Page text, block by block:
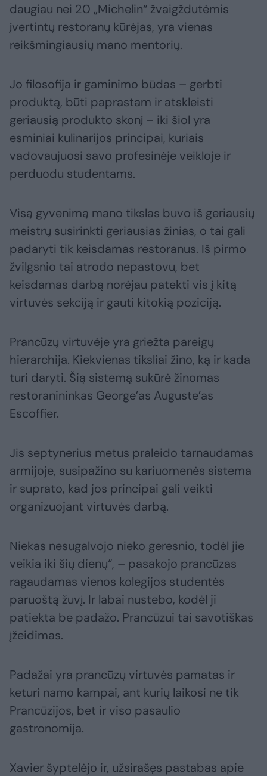
daugiau nei 20 „Michelin“ žvaigždutėmis
įvertintų restoranų kūrėjas, yra vienas
reikšmingiausių mano mentorių.
Jo filosofija ir gaminimo būdas – gerbti
produktą, būti paprastam ir atskleisti
geriausią produkto skonį – iki šiol yra
esminiai kulinarijos principai, kuriais
vadovaujuosi savo profesinėje veikloje ir
perduodu studentams.
Visą gyvenimą mano tikslas buvo iš geriausių
meistrų susirinkti geriausias žinias, o tai gali
padaryti tik keisdamas restoranus. Iš pirmo
žvilgsnio tai atrodo nepastovu, bet
keisdamas darbą norėjau patekti vis į kitą
virtuvės sekciją ir gauti kitokią poziciją.
Prancūzų virtuvėje yra griežta pareigų
hierarchija. Kiekvienas tiksliai žino, ką ir kada
turi daryti. Šią sistemą sukūrė žinomas
restoranininkas George’as Auguste’as
Escoffier.
Jis septynerius metus praleido tarnaudamas
armijoje, susipažino su kariuomenės sistema
ir suprato, kad jos principai gali veikti
organizuojant virtuvės darbą.
Niekas nesugalvojo nieko geresnio, todėl jie
veikia iki šių dienų“, – pasakojo prancūzas
ragaudamas vienos kolegijos studentės
paruoštą žuvį. Ir labai nustebo, kodėl ji
patiekta be padažo. Prancūzui tai savotiškas
įžeidimas.
Padažai yra prancūzų virtuvės pamatas ir
keturi namo kampai, ant kurių laikosi ne tik
Prancūzijos, bet ir viso pasaulio
gastronomija.
Xavier šyptelėjo ir, užsirašęs pastabas apie